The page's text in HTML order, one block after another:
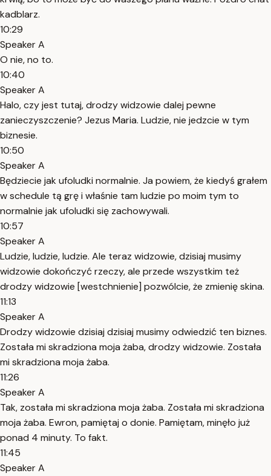
kadblarz.
10:29
Speaker A
O nie, no to.
10:40
Speaker A
Halo, czy jest tutaj, drodzy widzowie dalej pewne
zanieczyszczenie? Jezus Maria. Ludzie, nie jedzcie w tym
biznesie.
10:50
Speaker A
Będziecie jak ufoludki normalnie. Ja powiem, że kiedyś grałem
w schedule tą grę i właśnie tam ludzie po moim tym to
normalnie jak ufoludki się zachowywali.
10:57
Speaker A
Ludzie, ludzie, ludzie. Ale teraz widzowie, dzisiaj musimy
widzowie dokończyć rzeczy, ale przede wszystkim też
drodzy widzowie [westchnienie] pozwólcie, że zmienię skina.
11:13
Speaker A
Drodzy widzowie dzisiaj dzisiaj musimy odwiedzić ten biznes.
Została mi skradziona moja żaba, drodzy widzowie. Została
mi skradziona moja żaba.
11:26
Speaker A
Tak, została mi skradziona moja żaba. Została mi skradziona
moja żaba. Ewron, pamiętaj o donie. Pamiętam, minęło już
ponad 4 minuty. To fakt.
11:45
Speaker A